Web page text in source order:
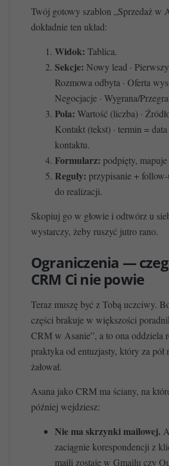
Twój gotowy szablon „Sprzedaż w
dokładnie ten układ:
Widok: Tablica.
Sekcje: Nowy lead ·
Rozmowa odbyta · Oferta
Negocjacje · Wygrana/
Pola: Wartość (liczba) ·
Kontakt (tekst) · termin =
kontaktu.
Formularz: podpięty,
Reguły: przypisanie +
do realizacji.
Skopiuj go w głowie i odtwórz u
wystarczy, żeby ruszyć jutro rano.
Ograniczenia —
CRM Ci nie powie
Teraz muszę być z Tobą uczciwy.
części brakuje w większości
CRM w Asanie”, a to ona oddziela
praktyka od entuzjasty, który za pół
żałował.
Asana jako CRM ma ściany, na
później wejdziesz:
Nie ma skrzynki mailowej.
zaciągnie korespondencji z
maili zostaje w Gmailu czy